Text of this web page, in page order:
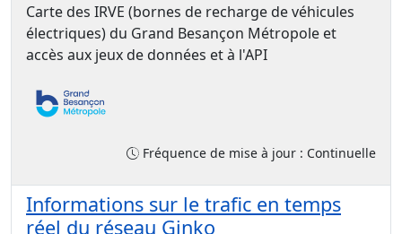
Carte des IRVE (bornes de recharge de véhicules
électriques) du Grand Besançon Métropole et
accès aux jeux de données et à l'API
Fréquence de mise à jour : Continuelle
Informations sur le trafic en temps
réel du réseau Ginko